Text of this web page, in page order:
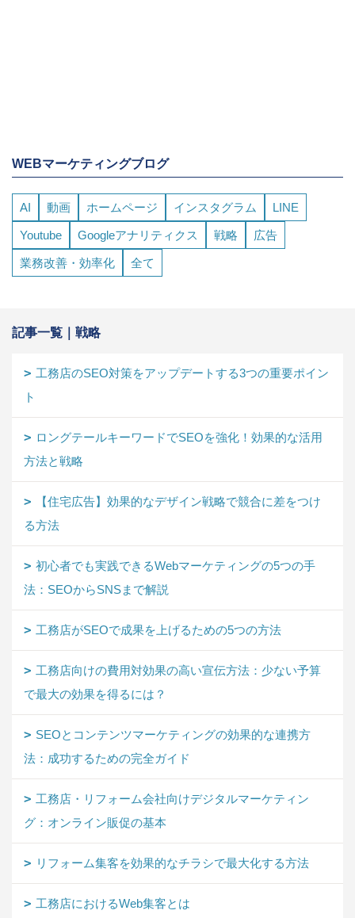
WEBマーケティングブログ
AI 動画 ホームページ インスタグラム LINE
Youtube Googleアナリティクス 戦略 広告
業務改善・効率化 全て
記事一覧｜戦略
工務店のSEO対策をアップデートする3つの重要ポイン
ト
ロングテールキーワードでSEOを強化！効果的な活用
方法と戦略
【住宅広告】効果的なデザイン戦略で競合に差をつけ
る方法
初心者でも実践できるWebマーケティングの5つの手
法：SEOからSNSまで解説
工務店がSEOで成果を上げるための5つの方法
工務店向けの費用対効果の高い宣伝方法：少ない予算
で最大の効果を得るには？
SEOとコンテンツマーケティングの効果的な連携方
法：成功するための完全ガイド
工務店・リフォーム会社向けデジタルマーケティン
グ：オンライン販促の基本
リフォーム集客を効果的なチラシで最大化する方法
工務店におけるWeb集客とは